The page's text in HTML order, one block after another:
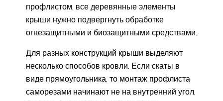
профлистом, все деревянные элементы
крыши нужно подвергнуть обработке
огнезащитными и биозащитными средствами.
Для разных конструкций крыши выделяют
несколько способов кровли. Если скаты в
виде прямоугольника, то монтаж профлиста
саморезами начинают не на внутренний угол,